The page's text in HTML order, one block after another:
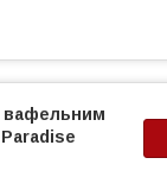
вафельним